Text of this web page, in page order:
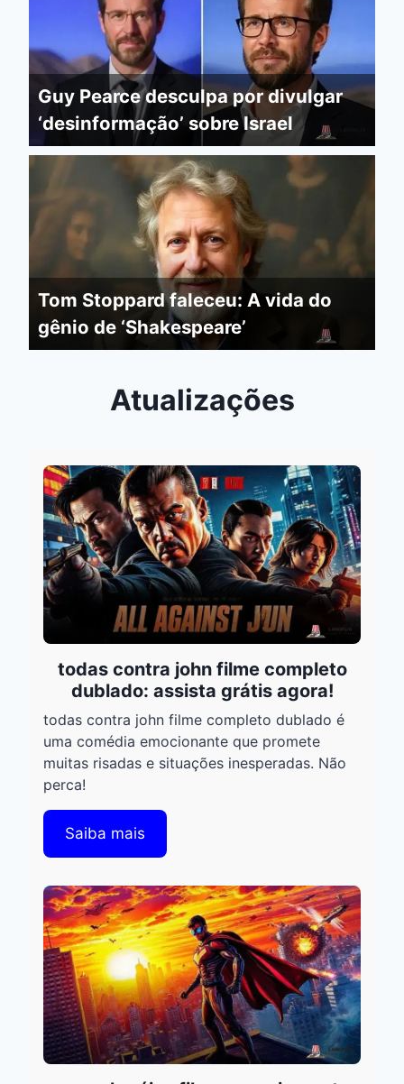
Guy Pearce desculpa por divulgar
‘desinformação’ sobre Israel
Tom Stoppard faleceu: A vida do
gênio de ‘Shakespeare’
Atualizações
todas contra john filme completo
dublado: assista grátis agora!
todas contra john filme completo dublado é
uma comédia emocionante que promete
muitas risadas e situações inesperadas. Não
perca!
Saiba mais